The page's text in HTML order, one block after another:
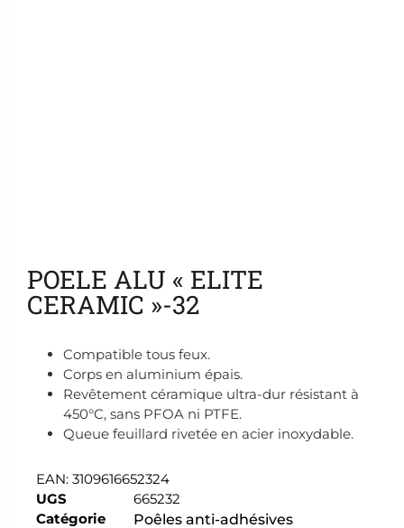
POELE ALU « ELITE
CERAMIC »-32
Compatible tous feux.
Corps en aluminium épais.
Revêtement céramique ultra-dur résistant à
450°C, sans PFOA ni PTFE.
Queue feuillard rivetée en acier inoxydable.
EAN: 3109616652324
UGS
665232
Catégorie
Poêles anti-adhésives